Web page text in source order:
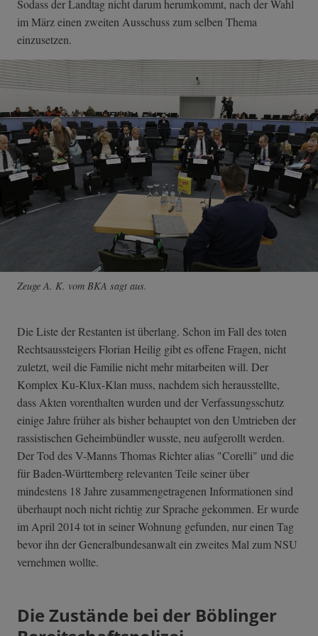
Sodass der Landtag nicht darum herumkommt, nach der Wahl
im März einen zweiten Ausschuss zum selben Thema
einzusetzen.
Zeuge A. K. vom BKA sagt aus.
Die Liste der Restanten ist überlang. Schon im Fall des toten
Rechtsaussteigers Florian Heilig gibt es offene Fragen, nicht
zuletzt, weil die Familie nicht mehr mitarbeiten will. Der
Komplex Ku-Klux-Klan muss, nachdem sich herausstellte,
dass Akten vorenthalten wurden und der Verfassungsschutz
einige Jahre früher als bisher behauptet von den Umtrieben der
rassistischen Geheimbündler wusste, neu aufgerollt werden.
Der Tod des V-Manns Thomas Richter alias "Corelli" und die
für Baden-Württemberg relevanten Teile seiner über
mindestens 18 Jahre zusammengetragenen Informationen sind
überhaupt noch nicht richtig zur Sprache gekommen. Er wurde
im April 2014 tot in seiner Wohnung gefunden, nur einen Tag
bevor ihn der Generalbundesanwalt ein zweites Mal zum NSU
vernehmen wollte.
Die Zustände bei der Böblinger